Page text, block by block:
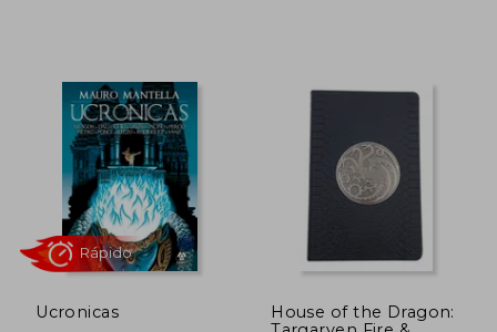
10%
dcto.
$ 104.999
$ 94.499
Ucronicas
House of the Dragon: